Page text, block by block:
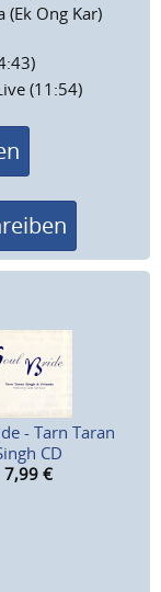
Ong Kar)
(11:54)
- Tarn Taran
CD
7,99 €